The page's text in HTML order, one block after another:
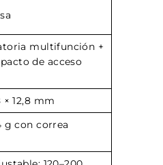
multifunción +
de acceso
× 12,8 mm
g con correa